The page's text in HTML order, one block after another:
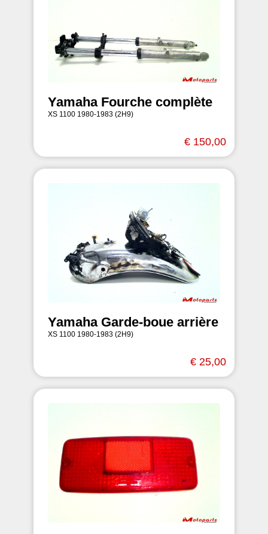
Yamaha Fourche complète
XS 1100 1980-1983 (2H9)
€ 150,00
Yamaha Garde-boue arrière
XS 1100 1980-1983 (2H9)
€ 25,00